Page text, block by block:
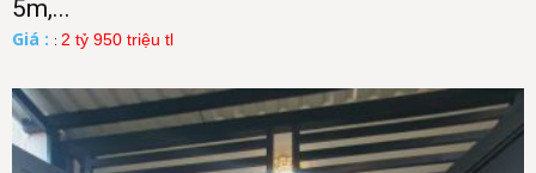
5m,...
Giá : : 2 tỷ 950 triệu tl